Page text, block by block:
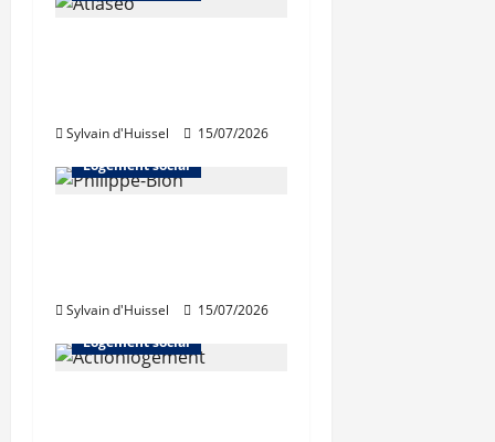
Sylvain d'Huissel 15/07/2026
Abonnés
Logement social
Sylvain d'Huissel 15/07/2026
Abonnés
Logement social